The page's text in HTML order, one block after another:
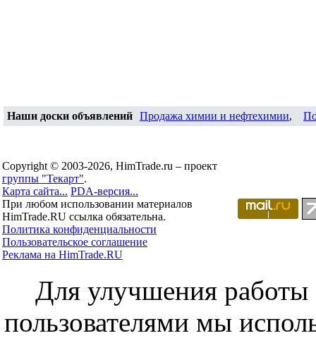
Наши доски объявлений Продажа химии и нефтехимии,
Copyright © 2003-2026, HimTrade.ru – проект
группы "Текарт".
Карта сайта... PDA-версия...
При любом использовании материалов
HimTrade.RU ссылка обязательна.
Политика конфиденциальности
Пользовательское соглашение
Реклама на HimTrade.RU
Для улучшения работы
пользователями мы